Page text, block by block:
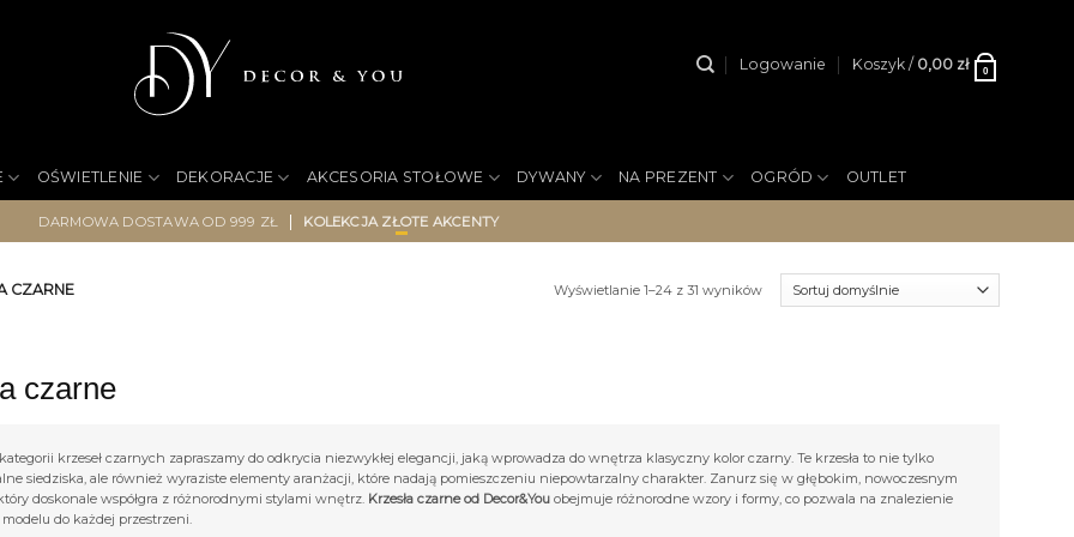
Logowanie Koszyk / 0,00 zł 0
OŚWIETLENIE DEKORACJE AKCESORIA STOŁOWE DYWANY NA PREZENT OGRÓD OUTLET
DARMOWA DOSTAWA OD 999 ZŁ | KOLEKCJA ZŁOTE AKCENTY
CZARNE Wyświetlanie 1–24 z 31 wyników
czarne
krzeseł czarnych zapraszamy do odkrycia niezwykłej elegancji, jaką wprowadza do wnętrza klasyczny kolor czarny. Te krzesła to nie tylko
siedziska, ale również wyraziste elementy aranżacji, które nadają pomieszczeniu niepowtarzalny charakter. Zanurz się w głębokim, nowoczesnym
doskonale współgra z różnorodnymi stylami wnętrz. Krzesła czarne od Decor&Youobejmuje różnorodne wzory i formy, co pozwala na znalezienie
do każdej przestrzeni.